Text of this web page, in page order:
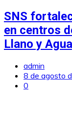
SNS
en centros
Llano y
admin
8 de agosto
0